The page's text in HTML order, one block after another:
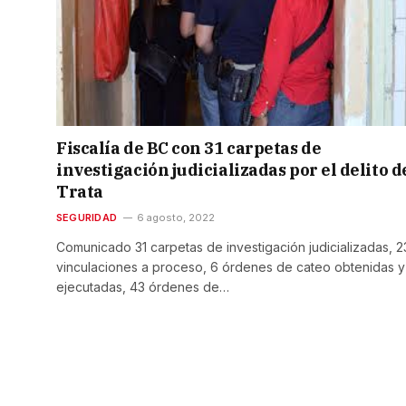
Fiscalía de BC con 31 carpetas de
investigación judicializadas por el delito
Trata
SEGURIDAD 6 agosto, 2022
Comunicado 31 carpetas de investigación judicializadas,
vinculaciones a proceso, 6 órdenes de cateo obtenidas y
ejecutadas, 43 órdenes de…